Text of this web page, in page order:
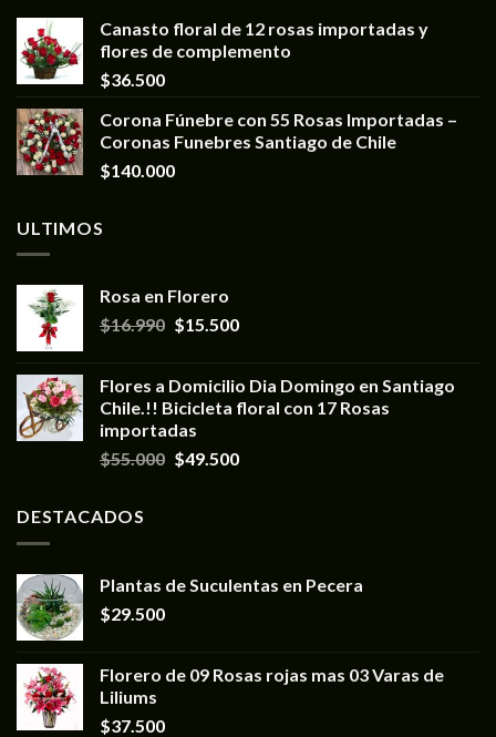
Canasto floral de 12 rosas importadas y
flores de complemento
$36.500
Corona Fúnebre con 55 Rosas Importadas –
Coronas Funebres Santiago de Chile
$140.000
ULTIMOS
Rosa en Florero
$16.990 $15.500
Flores a Domicilio Dia Domingo en Santiago
Chile.!! Bicicleta floral con 17 Rosas
importadas
$55.000 $49.500
DESTACADOS
Plantas de Suculentas en Pecera
$29.500
Florero de 09 Rosas rojas mas 03 Varas de
Liliums
$37.500